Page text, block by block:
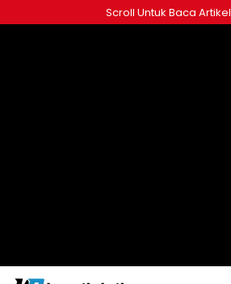
ke
Scroll Untuk Baca Artikel